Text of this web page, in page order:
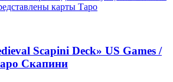
Scapini Deck» US Games /
Скапини